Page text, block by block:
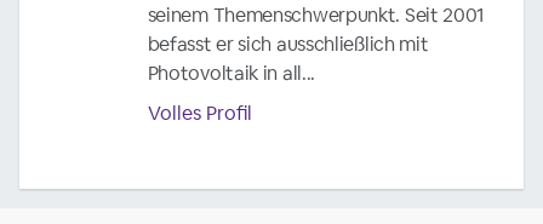
seinem Themenschwerpunkt. Seit 2001
befasst er sich ausschließlich mit
Photovoltaik in all...
Volles Profil